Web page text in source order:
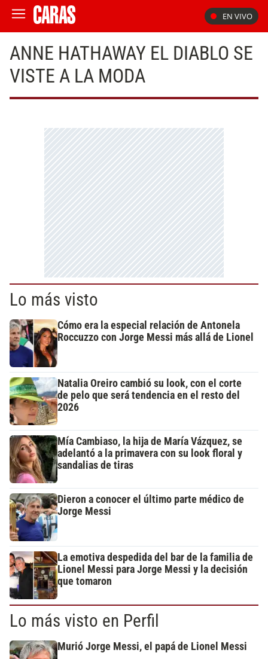
EN VIVO
ANNE HATHAWAY EL DIABLO SE
VISTE A LA MODA
Lo más visto
Cómo era la especial relación de Antonela
Roccuzzo con Jorge Messi más allá de Lionel
Natalia Oreiro cambió su look, con el corte
de pelo que será tendencia en el resto del
2026
Mía Cambiaso, la hija de María Vázquez, se
adelantó a la primavera con su look floral y
sandalias de tiras
Dieron a conocer el último parte médico de
Jorge Messi
La emotiva despedida del bar de la familia de
Lionel Messi para Jorge Messi y la decisión
que tomaron
Lo más visto en Perfil
Murió Jorge Messi, el papá de Lionel Messi